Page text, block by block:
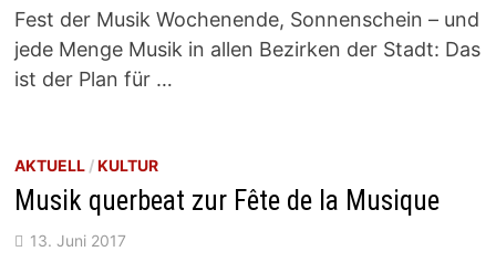
Fest der Musik Wochenende, Sonnenschein – und
jede Menge Musik in allen Bezirken der Stadt: Das
ist der Plan für …
AKTUELL/KULTUR
Musik querbeat zur Fête de la Musique
13. Juni 2017